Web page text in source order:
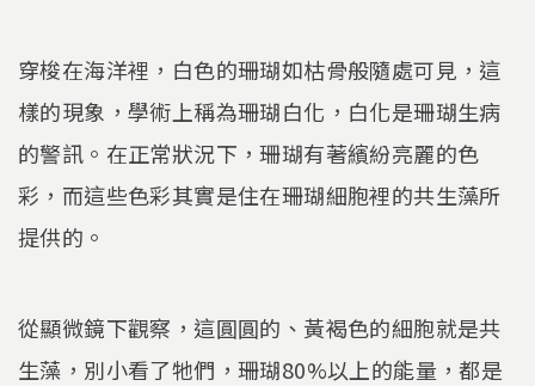
穿梭在海洋裡，白色的珊瑚如枯骨般隨處可見，這
樣的現象，學術上稱為珊瑚白化，白化是珊瑚生病
的警訊。在正常狀況下，珊瑚有著繽紛亮麗的色
彩，而這些色彩其實是住在珊瑚細胞裡的共生藻所
提供的。
從顯微鏡下觀察，這圓圓的、黃褐色的細胞就是共
生藻，別小看了牠們，珊瑚80%以上的能量，都是